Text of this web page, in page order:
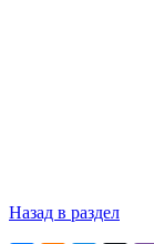
Назад в раздел